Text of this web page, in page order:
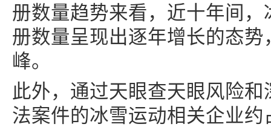
册数量趋势来看，近十年间
册数量呈现出逐年增长的态
峰。
此外，通过天眼查天眼风险
法案件的冰雪运动相关企业